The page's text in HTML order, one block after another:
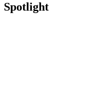
Spotlight